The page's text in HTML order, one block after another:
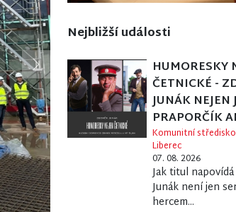
Next
Nejbližší události
HUMORESKY
ČETNICKÉ -
JUNÁK NEJEN
PRAPORČÍK
Komunitní
Liberec
07. 08. 2026
Jak titul
Junák není jen
hercem...